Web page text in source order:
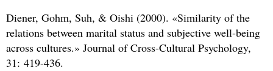
Diener, Gohm, Suh, & Oishi (2000). «Similarity of the
relations between marital status and subjective well-being
across cultures.» Journal of Cross-Cultural Psychology,
31: 419-436.